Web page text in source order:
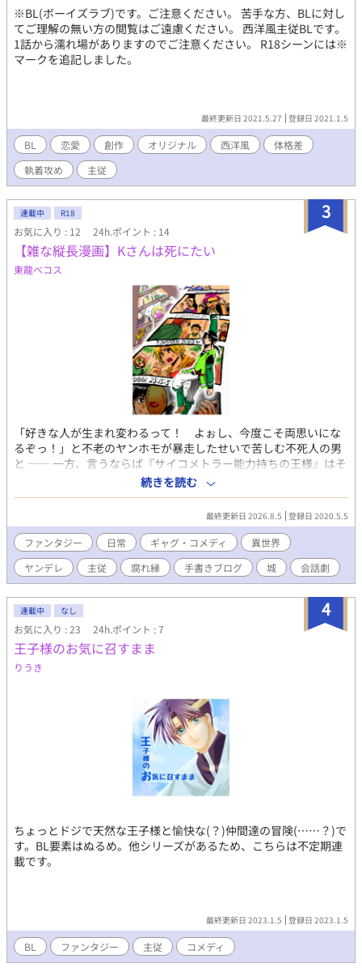
※BL(ボーイズラブ)です。ご注意ください。 苦手な方、BLに対し
てご理解の無い方の閲覧はご遠慮ください。 西洋風主従BLです。
1話から濡れ場がありますのでご注意ください。 R18シーンには※
マークを追記しました。
最終更新日 2021.5.27 登録日 2021.1.5
BL 恋愛 創作 オリジナル 西洋風
体格差
執着攻め
主従
3
連載中 R18
お気に入り : 12 24h.ポイント : 14
【雑な縦長漫画】Kさんは死にたい
東龍ベコス
「好きな人が生まれ変わるって！ よぉし、今度こそ両思いにな
るぞっ！」と不老のヤンホモが暴走したせいで苦しむ不死人の男
と ―― 一方、言うならば『サイコメトラー能力持ちの王様』はそ
の従者にえらくパワハラやら何やら思うところあり……？ とか
く、それに関連した者らのブツ切り話。 ※倫理観薄めの汚いダー
クファンタジーです ※「♂同性愛者がまぁぼちぼちいますよ」と
いう程度で、それがメインというわけでもないです キャラ属性で
言うと【性虐待被害者死にたがり/ネグレクト娘/悪食盗っ人/腐女
子猫娘/監禁ヤンホモ/サイコメトラー猫口王様/←に粘着している
眉無し甘党/己を正当化するカニバetc】 ※男女CPもありますが、
それのR18はありません ※時系列バラバラに描いたものを改めて
時系列に並べ直しているので「最新のものが絵が上手い」という
わけではない事があります ※手書きブログ、というところで描き
なぐっていた作品です。仕様が変わって描き味が変わったので完
全新作が投稿されることはありません
続きを読む
最終更新日 2026.8.5 登録日 2020.5.5
ファンタジー 日常 ギャグ・コメディ
異世界
ヤンデレ
主従 腐れ縁 手書きブログ 城 会話劇
4
連載中 なし
お気に入り : 23 24h.ポイント : 7
王子様のお気に召すまま
りうき
ちょっとドジで天然な王子様と愉快な(？)仲間達の冒険(……？)で
す。BL要素はぬるめ。他シリーズがあるため、こちらは不定期連
載です。
最終更新日 2023.1.5 登録日 2023.1.5
BL ファンタジー 主従 コメディ